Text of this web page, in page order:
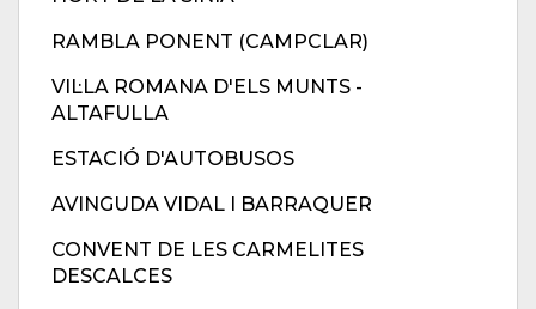
RAMBLA PONENT (CAMPCLAR)
VIL·LA ROMANA D'ELS MUNTS -
ALTAFULLA
ESTACIÓ D'AUTOBUSOS
AVINGUDA VIDAL I BARRAQUER
CONVENT DE LES CARMELITES
DESCALCES